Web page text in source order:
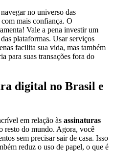
no universo das
mais confiança. O
Vale a pena investir um
plataformas. Usar serviços
facilita sua vida, mas também
para suas transações fora do
digital no Brasil e
em relação às assinaturas
resto do mundo. Agora, você
sem precisar sair de casa. Isso
reduz o uso de papel, o que é